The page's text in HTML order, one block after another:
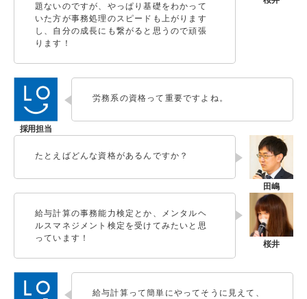
題ないのですが、やっぱり基礎をわかって
いた方が事務処理のスピードも上がります
し、自分の成長にも繋がると思うので頑張
ります！
労務系の資格って重要ですよね。
たとえばどんな資格があるんですか？
給与計算の事務能力検定とか、メンタルヘ
ルスマネジメント検定を受けてみたいと思
っています！
給与計算って簡単にやってそうに見えて、